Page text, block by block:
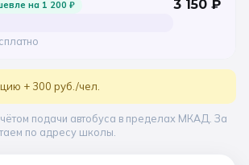
на 1 200 ₽ 3 150 ₽
+ 300 руб./чел.
подачи автобуса в пределах МКАД. За
по адресу школы.